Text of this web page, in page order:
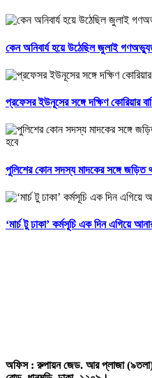
কেন অনিবার্য হয়ে উঠেছিল জুলাই
প্রফেসর ইউনূসের সঙ্গে দক্ষিণ কোরিয়ার
পুলিশের কোন সদস্য মাদকের সঙ্গে জড়িত
‘মার্চ টু ঢাকা’ কর্মসূচি এক দিন এগিয়ে
অফিস : রুপায়ন জেড. আর প্লাজা